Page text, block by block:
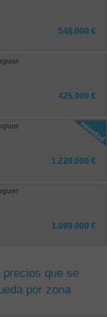
548.000 €
425.000 €
1.220.000 €
1.089.000 €
precios que se
por zona